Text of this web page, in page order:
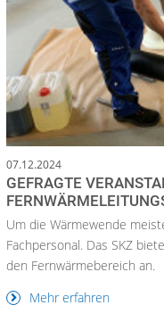
07.12.2024
GEFRAGTE
Um die Wärmewende
Fachpersonal. Das SKZ
den Fernwärmebereich an.
Mehr erfahren